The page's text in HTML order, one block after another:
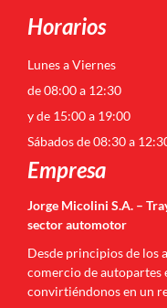
Horarios
Lunes a Viernes
de 08:00 a 12:30
y de 15:00 a 19:00
Sábados de 08:30 a
Empresa
Jorge Micolini S.A. –
sector automotor
Desde principios de los
comercio de autopartes
convirtiéndonos en un